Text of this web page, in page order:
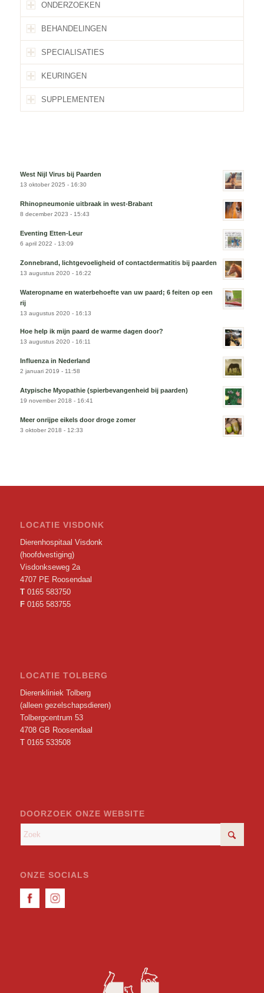
ONDERZOEKEN
BEHANDELINGEN
SPECIALISATIES
KEURINGEN
SUPPLEMENTEN
West Nijl Virus bij Paarden
13 oktober 2025 - 16:30
Rhinopneumonie uitbraak in west-Brabant
8 december 2023 - 15:43
Eventing Etten-Leur
6 april 2022 - 13:09
Zonnebrand, lichtgevoeligheid of contactdermatitis bij paarden
13 augustus 2020 - 16:22
Wateropname en waterbehoefte van uw paard; 6 feiten op een
rij
13 augustus 2020 - 16:13
Hoe help ik mijn paard de warme dagen door?
13 augustus 2020 - 16:11
Influenza in Nederland
2 januari 2019 - 11:58
Atypische Myopathie (spierbevangenheid bij paarden)
19 november 2018 - 16:41
Meer onrijpe eikels door droge zomer
3 oktober 2018 - 12:33
LOCATIE VISDONK
Dierenhospitaal Visdonk
(hoofdvestiging)
Visdonkseweg 2a
4707 PE Roosendaal
T 0165 583750
F 0165 583755
LOCATIE TOLBERG
Dierenkliniek Tolberg
(alleen gezelschapsdieren)
Tolbergcentrum 53
4708 GB Roosendaal
T 0165 533508
DOORZOEK ONZE WEBSITE
ONZE SOCIALS